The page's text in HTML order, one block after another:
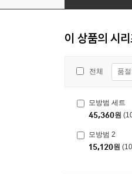
이 상품의 시
전체 품
모방범 세트
45,360원
모방범 2
15,120원